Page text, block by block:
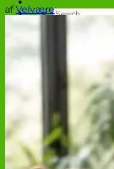
afVelvære